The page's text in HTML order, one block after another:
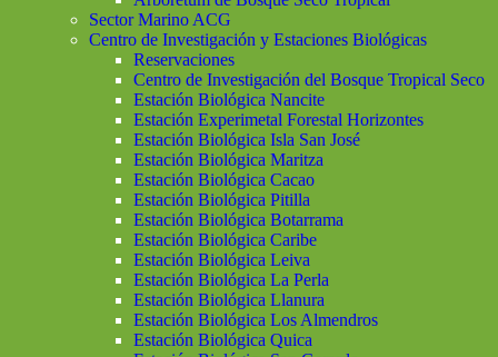
Sector Marino ACG
Centro de Investigación y Estaciones Biológicas
Reservaciones
Centro de Investigación del Bosque Tropical Seco
Estación Biológica Nancite
Estación Experimetal Forestal Horizontes
Estación Biológica Isla San José
Estación Biológica Maritza
Estación Biológica Cacao
Estación Biológica Pitilla
Estación Biológica Botarrama
Estación Biológica Caribe
Estación Biológica Leiva
Estación Biológica La Perla
Estación Biológica Llanura
Estación Biológica Los Almendros
Estación Biológica Quica